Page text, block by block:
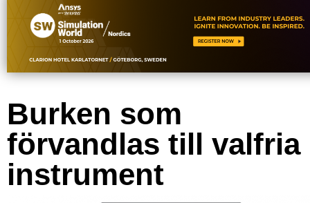
Burken som
förvandlas till valfria
instrument